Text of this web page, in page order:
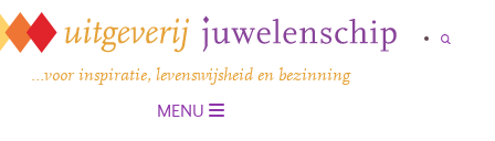
…voor inspiratie, levenswijsheid en bezinning
MENU